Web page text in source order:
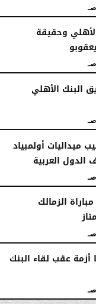
وحقيقة
البنك الأهلي
ميداليات أولمبياد
الزمالك
عقب لقاء البنك